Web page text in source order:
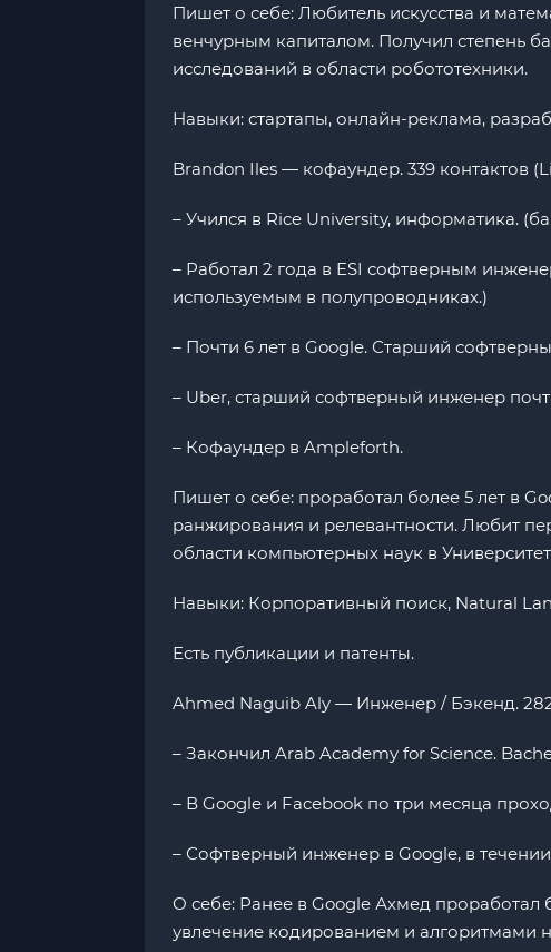
Пишет о себе: Любитель искусства и
венчурным капиталом. Получил степень
исследований в области робототехники.
Навыки: стартапы, онлайн-реклама,
Brandon Iles — кофаундер. 339 контактов
– Учился в Rice University, информатика.
– Работал 2 года в ESI софтверным
используемым в полупроводниках.)
– Почти 6 лет в Google. Старший
– Uber, старший софтверный инженер
– Кофаундер в Ampleforth.
Пишет о себе: проработал более 5 лет в
ранжирования и релевантности. Любит
области компьютерных наук в
Навыки: Корпоративный поиск, Natural
Есть публикации и патенты.
Ahmed Naguib Aly — Инженер / Бэкенд.
– Закончил Arab Academy for Science.
– В Google и Facebook по три месяца
– Софтверный инженер в Google, в течении
О себе: Ранее в Google Ахмед
увлечение кодированием и алгоритмами